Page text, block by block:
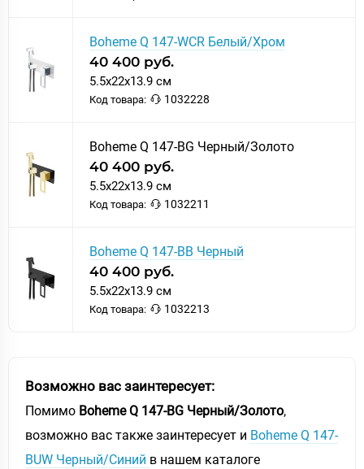
Boheme Q 147-WCR Белый/Хром
40 400 руб.
5.5x22x13.9 см
Код товара: 1032228
Boheme Q 147-BG Черный/Золото
40 400 руб.
5.5x22x13.9 см
Код товара: 1032211
Boheme Q 147-BВ Черный
40 400 руб.
5.5x22x13.9 см
Код товара: 1032213
Возможно вас заинтересует:
Помимо Boheme Q 147-BG Черный/Золото,
возможно вас также заинтересует и Boheme Q 147-
BUW Черный/Синий в нашем каталоге